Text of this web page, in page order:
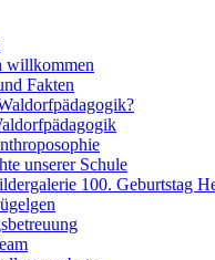
willkommen
Fakten
unserer Schule
100. Geburtstag